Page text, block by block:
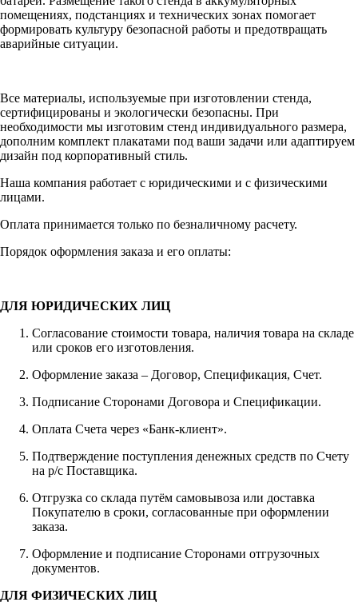
помещениях, подстанциях и технических зонах помогает
формировать культуру безопасной работы и предотвращать
аварийные ситуации.
Все материалы, используемые при изготовлении стенда,
сертифицированы и экологически безопасны. При
необходимости мы изготовим стенд индивидуального размера,
дополним комплект плакатами под ваши задачи или адаптируем
дизайн под корпоративный стиль.
Наша компания работает с юридическими и с физическими
лицами.
Оплата принимается только по безналичному расчету.
Порядок оформления заказа и его оплаты:
ДЛЯ ЮРИДИЧЕСКИХ ЛИЦ
Согласование стоимости товара, наличия товара на складе
или сроков его изготовления.
Оформление заказа – Договор, Спецификация, Счет.
Подписание Сторонами Договора и Спецификации.
Оплата Счета через «Банк-клиент».
Подтверждение поступления денежных средств по Счету
на р/с Поставщика.
Отгрузка со склада путём самовывоза или доставка
Покупателю в сроки, согласованные при оформлении
заказа.
Оформление и подписание Сторонами отгрузочных
документов.
ДЛЯ ФИЗИЧЕСКИХ ЛИЦ